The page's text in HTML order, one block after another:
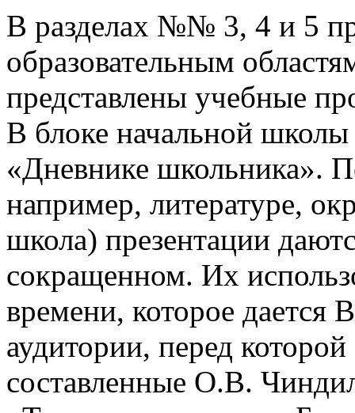
В разделах №№ 3, 4 и 5
образовательным
представлены учебные
В блоке начальной
«Дневнике школьника».
например, литературе,
школа) презентации
сокращенном. Их
времени, которое дается
аудитории, перед
составленные О.В.